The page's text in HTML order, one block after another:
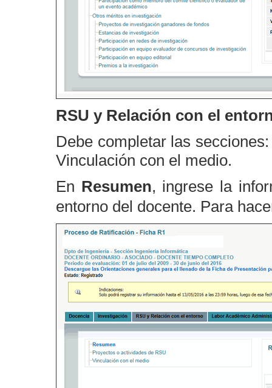
RSU y Relación con el
Debe completar las
Vinculación con el medio.
En Resumen, ingrese la
entorno del docente. Para